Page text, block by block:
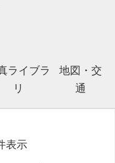
ライブラ
リ
地図・交
通
表示